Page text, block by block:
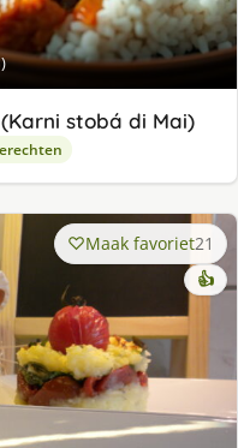
stobá di Mai)
Maak favoriet21
👍